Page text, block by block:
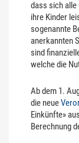
dass sich alle
ihre Kinder
sogenannte
anerkannten
sind
welche die
Ab dem 1.
die neue
Einkünfte»
Berechnung